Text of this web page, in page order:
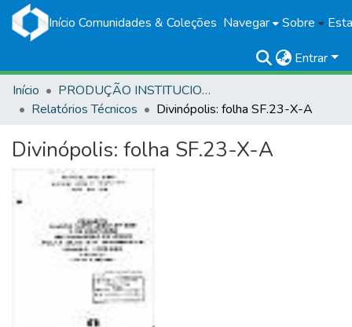
Início Comunidades & Coleções Navegar Sobre
Entrar
Início
PRODUÇÃO INSTITUCIONAL
Relatórios Técnicos
Divinópolis: folha SF.23-X-A
Divinópolis: folha SF.23-X-A